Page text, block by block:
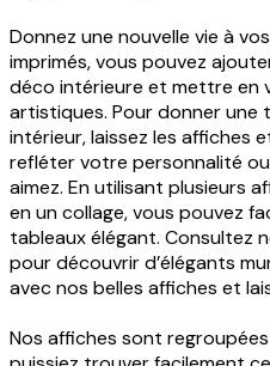
Donnez une nouvelle vie à
imprimés, vous pouvez
déco intérieure et mettre en
artistiques. Pour donner une
intérieur, laissez les affiches
refléter votre personnalité
aimez. En utilisant plusieurs
en un collage, vous pouvez
tableaux élégant. Consultez
pour découvrir d’élégants
avec nos belles affiches et
Nos affiches sont